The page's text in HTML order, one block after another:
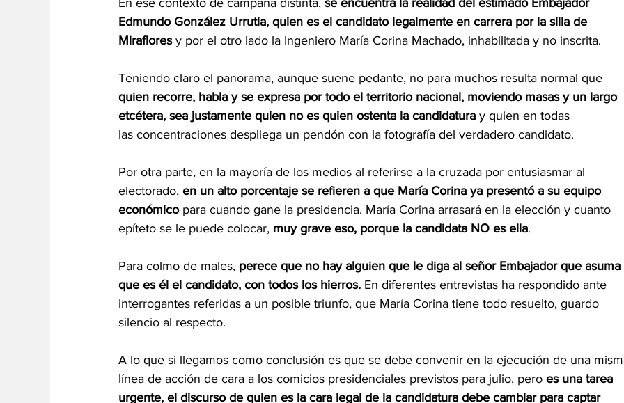
En ese contexto de campaña distinta, se encuentra la realidad del estimado Embajador
Edmundo González Urrutia, quien es el candidato legalmente en carrera por la silla de
Miraflores y por el otro lado la Ingeniero María Corina Machado, inhabilitada y no inscrita.
Teniendo claro el panorama, aunque suene pedante, no para muchos resulta normal que
quien recorre, habla y se expresa por todo el territorio nacional, moviendo masas y un largo
etcétera, sea justamente quien no es quien ostenta la candidatura y quien en todas
las concentraciones despliega un pendón con la fotografía del verdadero candidato.
Por otra parte, en la mayoría de los medios al referirse a la cruzada por entusiasmar al
electorado, en un alto porcentaje se refieren a que María Corina ya presentó a su equipo
económico para cuando gane la presidencia. María Corina arrasará en la elección y cuanto
epíteto se le puede colocar, muy grave eso, porque la candidata NO es ella.
Para colmo de males, perece que no hay alguien que le diga al señor Embajador que asuma
que es él el candidato, con todos los hierros. En diferentes entrevistas ha respondido ante
interrogantes referidas a un posible triunfo, que María Corina tiene todo resuelto, guardo
silencio al respecto.
A lo que si llegamos como conclusión es que se debe convenir en la ejecución de una
línea de acción de cara a los comicios presidenciales previstos para julio, pero es una tarea
urgente, el discurso de quien es la cara legal de la candidatura debe cambiar para captar